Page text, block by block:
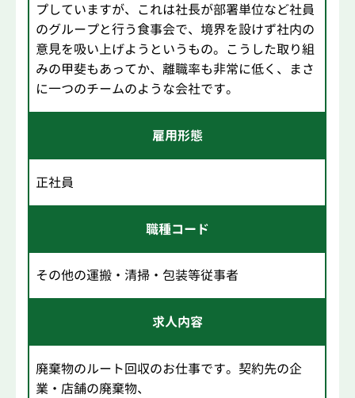
プしていますが、これは社長が部署単位など社員
のグループと行う食事会で、境界を設けず社内の
意見を吸い上げようというもの。こうした取り組
みの甲斐もあってか、離職率も非常に低く、まさ
に一つのチームのような会社です。
雇用形態
正社員
職種コード
その他の運搬・清掃・包装等従事者
求人内容
廃棄物のルート回収のお仕事です。契約先の企
業・店舗の廃棄物、